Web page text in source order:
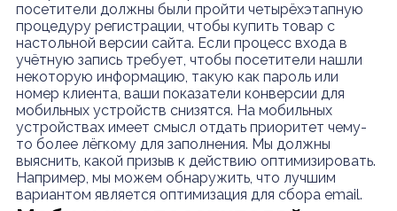
посетители должны были пройти четырёхэтапную
процедуру регистрации, чтобы купить товар с
настольной версии сайта. Если процесс входа в
учётную запись требует, чтобы посетители нашли
некоторую информацию, такую ​​как пароль или
номер клиента, ваши показатели конверсии для
мобильных устройств снизятся. На мобильных
устройствах имеет смысл отдать приоритет чему-
то более лёгкому для заполнения. Мы должны
выяснить, какой призыв к действию оптимизировать.
Например, мы можем обнаружить, что лучшим
вариантом является оптимизация для сбора email.